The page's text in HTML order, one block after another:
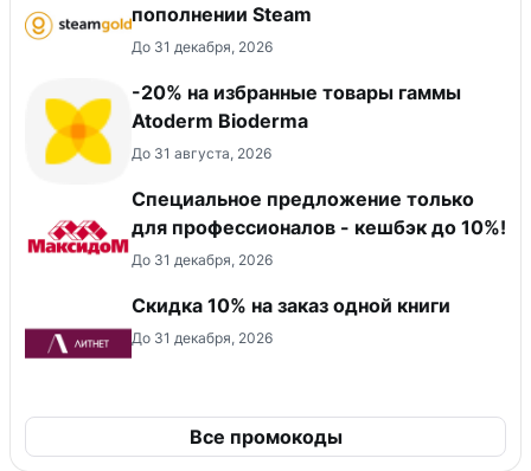
пополнении Steam
До 31 декабря, 2026
-20% на избранные товары гаммы
Atoderm Bioderma
До 31 августа, 2026
Специальное предложение только
для профессионалов - кешбэк до 10%!
До 31 декабря, 2026
Скидка 10% на заказ одной книги
До 31 декабря, 2026
Все промокоды